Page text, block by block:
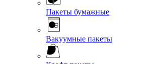
Пакеты бумажные
Вакуумные пакеты